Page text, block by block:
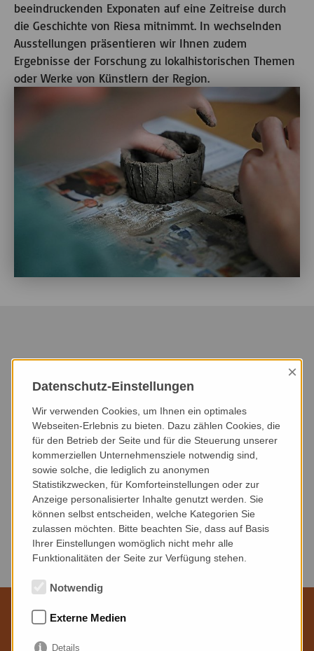
beeindruckenden Exponaten auf eine Zeitreise durch
die Geschichte von Riesa mitnimmt. In wechselnden
Ausstellungen präsentieren wir Ihnen zudem
Ergebnisse der Forschung zu lokalhistorischen Themen
oder Werke von Künstlern der Region.
NÄCHSTE 6 MONATE
VERANSTALTUNGSART VERANSTALTUNGSORT
Keine Veranstaltungen gefunden.
Datenschutz-Einstellungen
×
Wir verwenden Cookies, um Ihnen ein optimales
Webseiten-Erlebnis zu bieten. Dazu zählen Cookies, die
für den Betrieb der Seite und für die Steuerung unserer
kommerziellen Unternehmensziele notwendig sind,
sowie solche, die lediglich zu anonymen
Statistikzwecken, für Komforteinstellungen oder zur
Anzeige personalisierter Inhalte genutzt werden. Sie
können selbst entscheiden, welche Kategorien Sie
zulassen möchten. Bitte beachten Sie, dass auf Basis
Ihrer Einstellungen womöglich nicht mehr alle
Funktionalitäten der Seite zur Verfügung stehen.
Notwendig
Externe Medien
Details